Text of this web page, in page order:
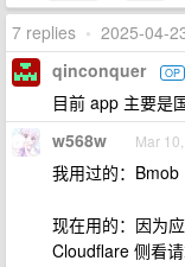
7 replies • 2025-04-
qinconquer OP
目前 app 主要是
w568w Mar
我用过的：
现在用的：因为
Cloudflare 侧看